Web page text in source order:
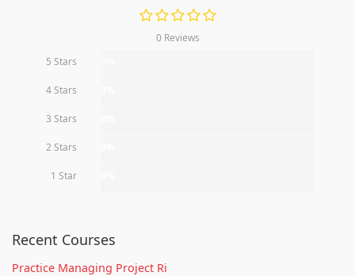
0 Reviews
5 Stars
4 Stars
3 Stars
2 Stars
1 Star
Recent Courses
Practice Managing Project Ri